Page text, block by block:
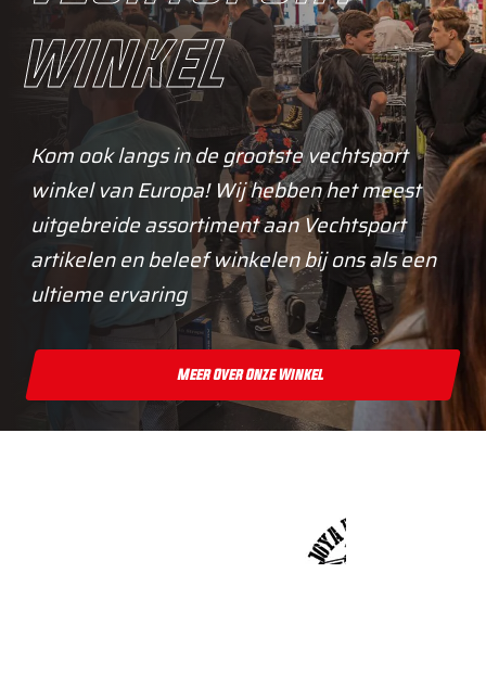
winkel
Kom ook langs in de grootste vechtsport
winkel van Europa! Wij hebben het meest
uitgebreide assortiment aan Vechtsport
artikelen en beleef winkelen bij ons als een
ultieme ervaring
Meer Over Onze Winkel